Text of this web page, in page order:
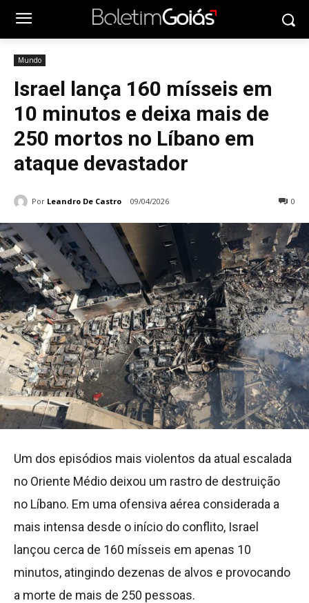
Mundo
Israel lança 160 mísseis em
10 minutos e deixa mais de
250 mortos no Líbano em
ataque devastador
Por Leandro De Castro 09/04/2026 0
Um dos episódios mais violentos da atual escalada
no Oriente Médio deixou um rastro de destruição
no Líbano. Em uma ofensiva aérea considerada a
mais intensa desde o início do conflito, Israel
lançou cerca de 160 mísseis em apenas 10
minutos, atingindo dezenas de alvos e provocando
a morte de mais de 250 pessoas.